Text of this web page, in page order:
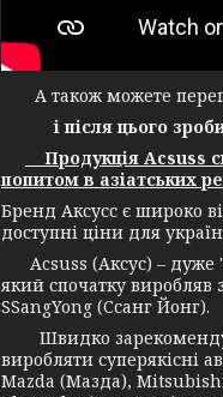
А також можете
і після цього
Продукція Acsuss
попитом в азіатських
Бренд Аксусс є широко
доступні ціни для
Acsuss (Аксус) – дуже
який спочатку виробляв
SSangYong (Ссанг Йонг).
Швидко
виробляти суперякісні
Mazda (Мазда),